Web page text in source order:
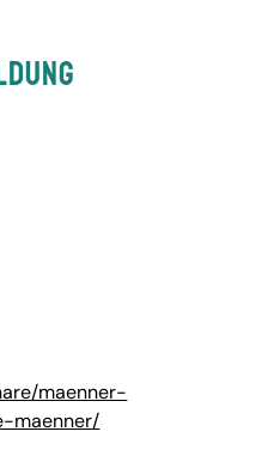
maenner-
maenner/